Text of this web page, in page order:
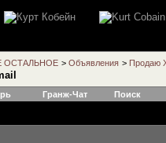
ОСТАЛЬНОЕ > Объявления > Продаю
Гранж-Чат Поиск